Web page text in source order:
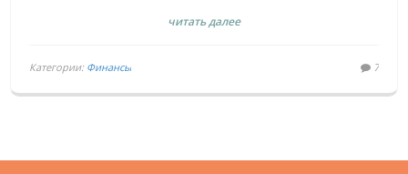
читать далее
Категории: Финансы 7